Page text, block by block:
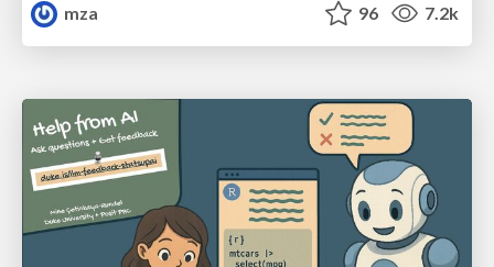
mza
96 7.2k